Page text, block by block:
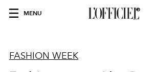
MENU
FASHION WEEK